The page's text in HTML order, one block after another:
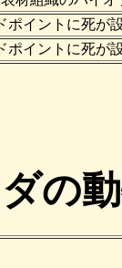
ポイントに死が
ポイントに死が
の